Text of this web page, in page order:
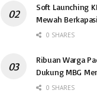
Soft Launching
Mewah
0 SHARES
Ribuan Warga
Dukung MBG
0 SHARES